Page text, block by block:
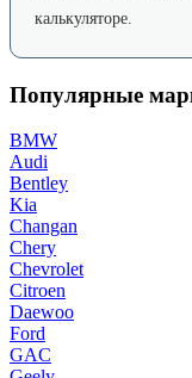
калькуляторе.
Популярные
BMW
Audi
Bentley
Kia
Changan
Chery
Chevrolet
Citroen
Daewoo
Ford
GAC